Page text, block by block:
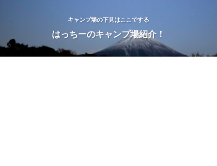
キャンプ場の下見はここでする
はっちーのキャンプ場紹介！